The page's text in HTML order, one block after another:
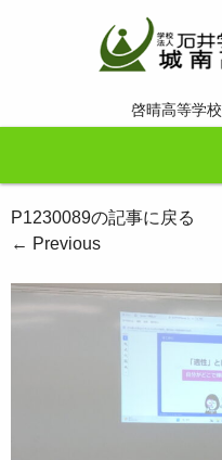
啓晴高等学
P1230089の記事に戻る
← Previous